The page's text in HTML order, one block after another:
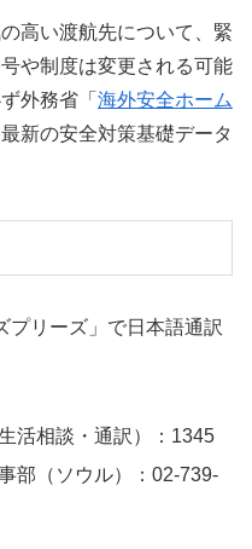
高い渡航先について、緊
や制度は変更される可能
外務省「 海外安全ホーム
新の安全対策基礎データ
プリーズ」で日本語通訳
活相談・通訳）：1345
部（ソウル）：02-739-